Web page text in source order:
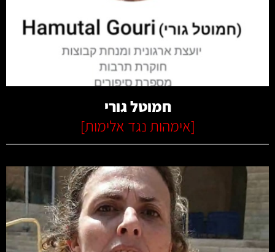
קרא עוד
חמוטל גורי
[אימהות נגד אלימות]